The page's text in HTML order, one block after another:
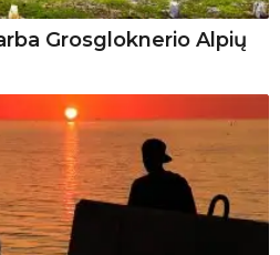
Grosgloknerio Alpių